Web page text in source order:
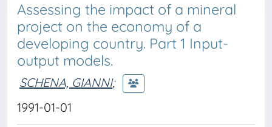
Assessing the impact of a mineral
project on the economy of a
developing country. Part 1 Input-
output models.
SCHENA, GIANNI;
1991-01-01